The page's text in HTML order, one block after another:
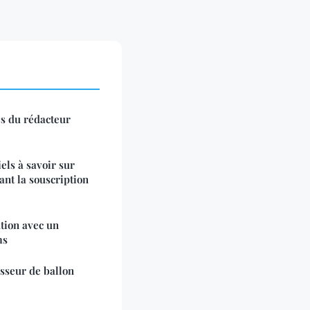
du rédacteur
à savoir sur
la souscription
avec un
de ballon